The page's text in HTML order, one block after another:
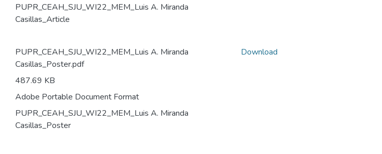
PUPR_CEAH_SJU_WI22_MEM_Luis A. Miranda
Casillas_Article
PUPR_CEAH_SJU_WI22_MEM_Luis A. Miranda
Casillas_Poster.pdf
487.69 KB
Adobe Portable Document Format
PUPR_CEAH_SJU_WI22_MEM_Luis A. Miranda
Casillas_Poster
Download